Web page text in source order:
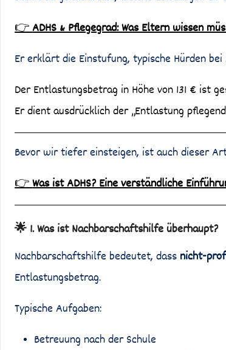
👉ADHS & Pflegegrad: Was Eltern wissen
Er erklärt die Einstufung, typische Hürden
Der Entlastungsbetrag in Höhe von 131 € ist
Er dient ausdrücklich der „Entlastung
Bevor wir tiefer einsteigen, ist auch dieser
👉Was ist ADHS? Eine verständliche
🌟 1. Was ist Nachbarschaftshilfe überhaupt?
Nachbarschaftshilfe bedeutet, dass nicht-
Entlastungsbetrag.
Typische Aufgaben:
Betreuung nach der Schule